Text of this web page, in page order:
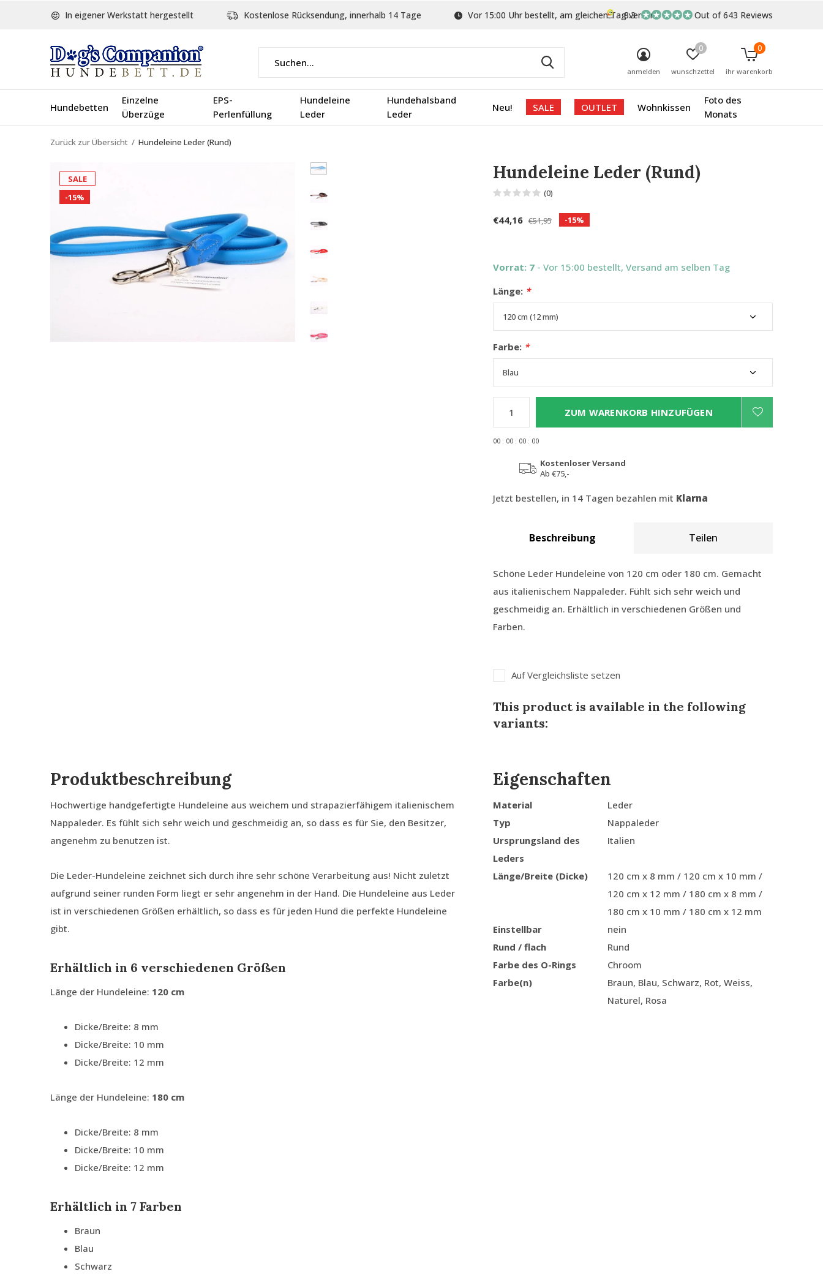
Hundebetten
Einzelne
Überzüge
EPS-
Perlenfüllung
Hundeleine
Leder
Hundehalsband
Leder
Neu! SALE OUTLET Wohnkissen
Foto des
Monats
anmelden wunschzettel
0
ihr warenkorb
0
In eigener Werkstatt hergestellt Kostenlose Rücksendung, innerhalb 14 Tage Vor 15:00 Uhr bestellt, am gleichen Tag versand
8.3 Out of 643 Reviews
Zurück zur Übersicht Hundeleine Leder (Rund)
SALE
-15%
Hundeleine Leder (Rund)
(0)
€44,16 €51,95 -15%
Vorrat: 7 - Vor 15:00 bestellt, Versand am selben Tag
Länge: *
Farbe: *
ZUM WARENKORB HINZUFÜGEN
00 : 00 : 00 : 00
Kostenloser Versand
Ab €75,-
Jetzt bestellen, in 14 Tagen bezahlen mit Klarna
Beschreibung Teilen
Schöne Leder Hundeleine von 120 cm oder 180 cm. Gemacht
aus italienischem Nappaleder. Fühlt sich sehr weich und
geschmeidig an. Erhältlich in verschiedenen Größen und
Farben.
Auf Vergleichsliste setzen
This product is available in the following
variants:
Produktbeschreibung
Hochwertige handgefertigte Hundeleine aus weichem und strapazierfähigem italienischem
Nappaleder. Es fühlt sich sehr weich und geschmeidig an, so dass es für Sie, den Besitzer,
angenehm zu benutzen ist.
Die Leder-Hundeleine zeichnet sich durch ihre sehr schöne Verarbeitung aus! Nicht zuletzt
aufgrund seiner runden Form liegt er sehr angenehm in der Hand. Die Hundeleine aus Leder
ist in verschiedenen Größen erhältlich, so dass es für jeden Hund die perfekte Hundeleine
gibt.
Erhältlich in 6 verschiedenen Größen
Länge der Hundeleine: 120 cm
Dicke/Breite: 8 mm
Dicke/Breite: 10 mm
Dicke/Breite: 12 mm
Länge der Hundeleine: 180 cm
Dicke/Breite: 8 mm
Dicke/Breite: 10 mm
Dicke/Breite: 12 mm
Erhältlich in 7 Farben
Braun
Blau
Schwarz
Eigenschaften
Material
Leder
Typ
Nappaleder
Ursprungsland des
Leders
Italien
Länge/Breite (Dicke)
120 cm x 8 mm / 120 cm x 10 mm /
120 cm x 12 mm / 180 cm x 8 mm /
180 cm x 10 mm / 180 cm x 12 mm
Einstellbar
nein
Rund / flach
Rund
Farbe des O-Rings
Chroom
Farbe(n)
Braun, Blau, Schwarz, Rot, Weiss,
Naturel, Rosa